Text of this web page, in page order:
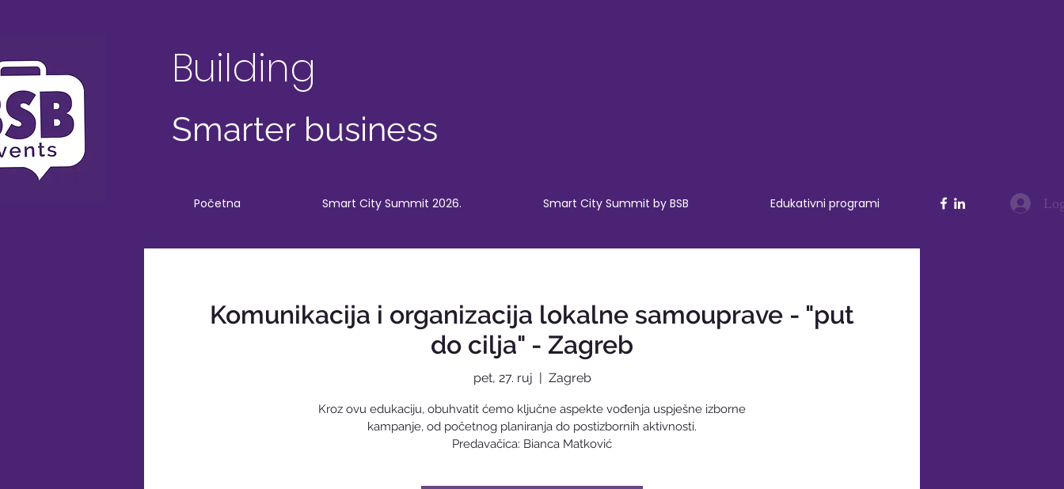
Building
Smarter business
Početna Smart City Summit 2026. Smart City Summit by BSB Edukativni programi
Komunikacija i organizacija lokalne samouprave - "put
do cilja" - Zagreb
pet, 27. ruj
  |
Zagreb
Kroz ovu edukaciju, obuhvatit ćemo ključne aspekte vođenja uspješne izborne
kampanje, od početnog planiranja do postizbornih aktivnosti.